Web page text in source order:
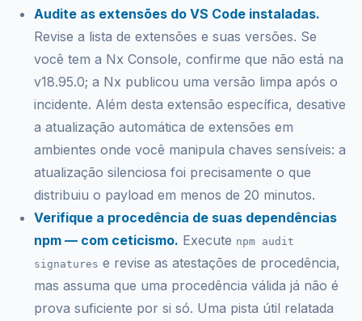
Audite as extensões do VS Code instaladas.
Revise a lista de extensões e suas versões. Se
você tem a Nx Console, confirme que não está na
v18.95.0; a Nx publicou uma versão limpa após o
incidente. Além desta extensão específica, desative
a atualização automática de extensões em
ambientes onde você manipula chaves sensíveis: a
atualização silenciosa foi precisamente o que
distribuiu o payload em menos de 20 minutos.
Verifique a procedência de suas dependências
npm — com ceticismo. Execute npm audit
signatures e revise as atestações de procedência,
mas assuma que uma procedência válida já não é
prova suficiente por si só. Uma pista útil relatada